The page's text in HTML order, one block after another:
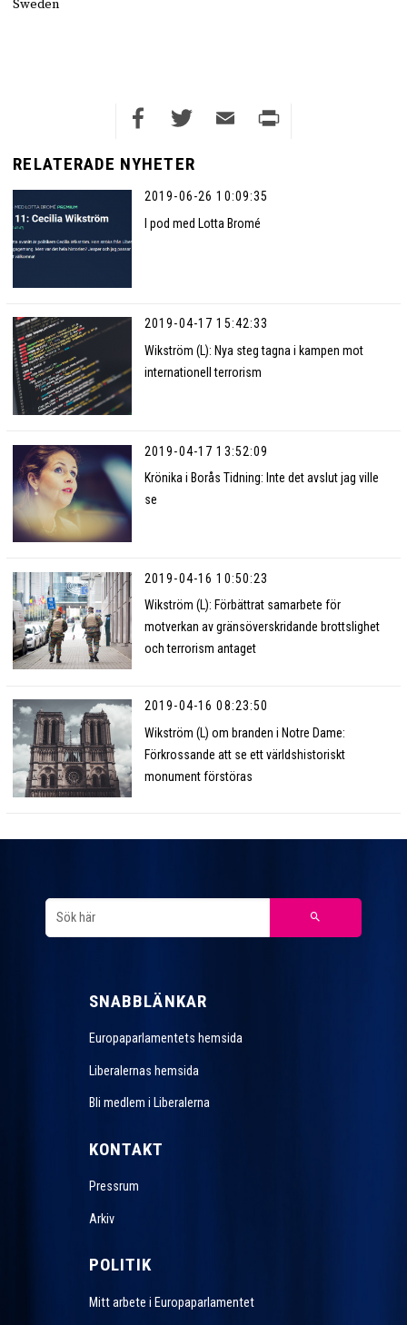
RELATERADE NYHETER
2019-06-26 10:09:35
I pod med Lotta Bromé
2019-04-17 15:42:33
Wikström (L): Nya steg tagna i kampen mot
internationell terrorism
2019-04-17 13:52:09
Krönika i Borås Tidning: Inte det avslut jag ville
se
2019-04-16 10:50:23
Wikström (L): Förbättrat samarbete för
motverkan av gränsöverskridande brottslighet
och terrorism antaget
2019-04-16 08:23:50
Wikström (L) om branden i Notre Dame:
Förkrossande att se ett världshistoriskt
monument förstöras
Sweden
Facebook
Twitter
Email
SNABBLÄNKAR
Europaparlamentets hemsida
Liberalernas hemsida
Bli medlem i Liberalerna
KONTAKT
Pressrum
Arkiv
POLITIK
Mitt arbete i Europaparlamentet